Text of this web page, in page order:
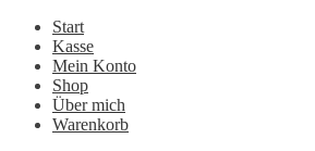
Start
Kasse
Mein Konto
Shop
Über mich
Warenkorb